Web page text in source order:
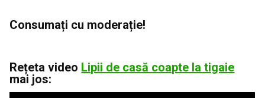
Consumați cu moderație!
Rețeta video Lipii de casă coapte la tigaie
mai jos: